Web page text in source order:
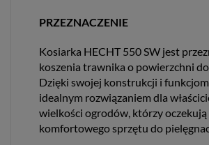
PRZEZNACZENIE
Kosiarka HECHT 550 SW jest
koszenia trawnika o powierzchni do
Dzięki swojej konstrukcji i
idealnym rozwiązaniem dla
wielkości ogrodów, którzy
komfortowego sprzętu do